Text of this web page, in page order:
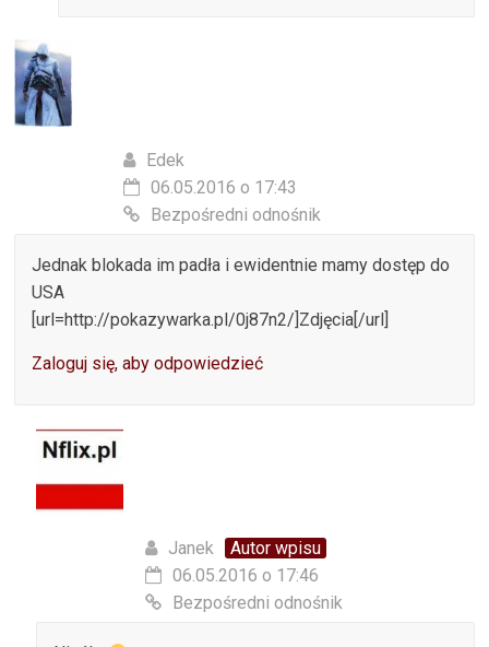
Edek
06.05.2016 o 17:43
Bezpośredni odnośnik
Jednak blokada im padła i ewidentnie mamy dostęp do
USA
[url=http://pokazywarka.pl/0j87n2/]Zdjęcia[/url]
Zaloguj się, aby odpowiedzieć
Janek
Autor wpisu
06.05.2016 o 17:46
Bezpośredni odnośnik